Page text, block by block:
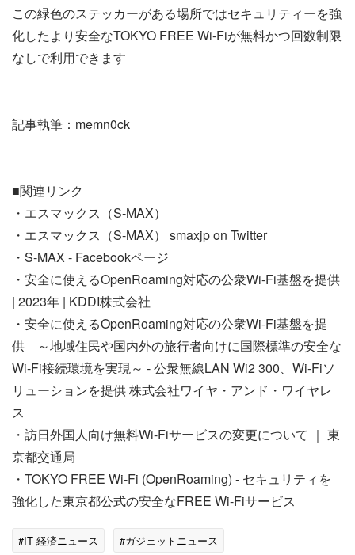
この緑色のステッカーがある場所ではセキュリティーを強
化したより安全なTOKYO FREE Wi-Fiが無料かつ回数制限
なしで利用できます
記事執筆：memn0ck
■関連リンク
・エスマックス（S-MAX）
・エスマックス（S-MAX） smaxjp on Twitter
・S-MAX - Facebookページ
・安全に使えるOpenRoaming対応の公衆Wi-Fi基盤を提供
| 2023年 | KDDI株式会社
・安全に使えるOpenRoaming対応の公衆Wi-Fi基盤を提
供 ～地域住民や国内外の旅行者向けに国際標準の安全な
Wi-Fi接続環境を実現～ - 公衆無線LAN Wi2 300、Wi-Fiソ
リューションを提供 株式会社ワイヤ・アンド・ワイヤレ
ス
・訪日外国人向け無料Wi-Fiサービスの変更について ｜ 東
京都交通局
・TOKYO FREE Wi-Fi (OpenRoaming) - セキュリティを
強化した東京都公式の安全なFREE Wi-Fiサービス
#IT 経済ニュース #ガジェットニュース